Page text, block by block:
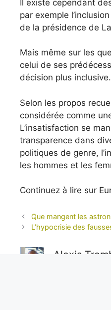
Il existe cependant
par exemple
de la présidence de
Mais même sur les
celui de ses
décision plus inclusive.
Selon les propos
considérée comme
L’insatisfaction se
transparence dans
politiques de genre,
les hommes et les
Continuez à lire sur
Que mangent les
L’hypocrisie des
Alexis